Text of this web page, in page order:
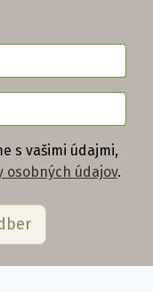
s vašimi údajmi,
osobných údajov.